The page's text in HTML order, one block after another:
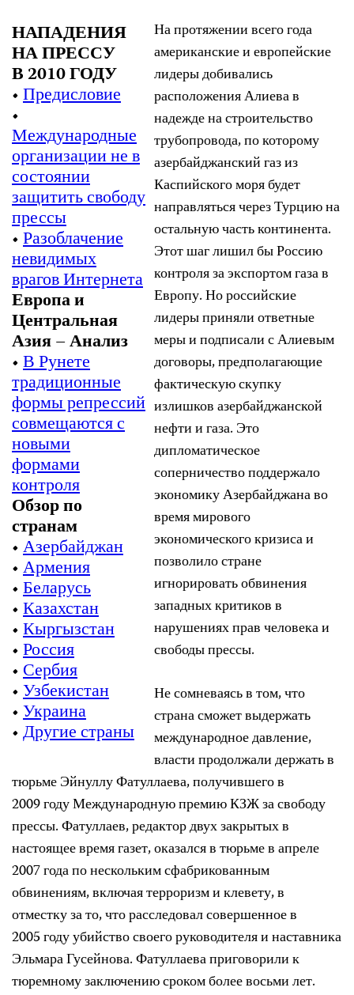
НАПАДЕНИЯ
НА ПРЕССУ
В 2010 ГОДУ
•Предисловие
•
Международные
организации не в
состоянии
защитить свободу
прессы
•Разоблачение
невидимых
врагов Интернета
Европа и
Центральная
Азия – Анализ
•В Рунете
традиционные
формы репрессий
совмещаются с
новыми
формами
контроля
Обзор по
странам
•Азербайджан
•Армения
•Беларусь
•Казахстан
•Кыргызстан
•Россия
•Сербия
•Узбекистан
•Украина
•Другие страны
На протяжении всего года
американские и европейские
лидеры добивались
расположения Алиева в
надежде на строительство
трубопровода, по которому
азербайджанский газ из
Каспийского моря будет
направляться через Турцию на
остальную часть континента.
Этот шаг лишил бы Россию
контроля за экспортом газа в
Европу. Но российские
лидеры приняли ответные
меры и подписали с Алиевым
договоры, предполагающие
фактическую скупку
излишков азербайджанской
нефти и газа. Это
дипломатическое
соперничество поддержало
экономику Азербайджана во
время мирового
экономического кризиса и
позволило стране
игнорировать обвинения
западных критиков в
нарушениях прав человека и
свободы прессы.
Не сомневаясь в том, что
страна сможет выдержать
международное давление,
власти продолжали держать в
тюрьме Эйнуллу Фатуллаева, получившего в
2009 году Международную премию КЗЖ за свободу
прессы. Фатуллаев, редактор двух закрытых в
настоящее время газет, оказался в тюрьме в апреле
2007 года по нескольким сфабрикованным
обвинениям, включая терроризм и клевету, в
отместку за то, что расследовал совершенное в
2005 году убийство своего руководителя и наставника
Эльмара Гусейнова. Фатуллаева приговорили к
тюремному заключению сроком более восьми лет.